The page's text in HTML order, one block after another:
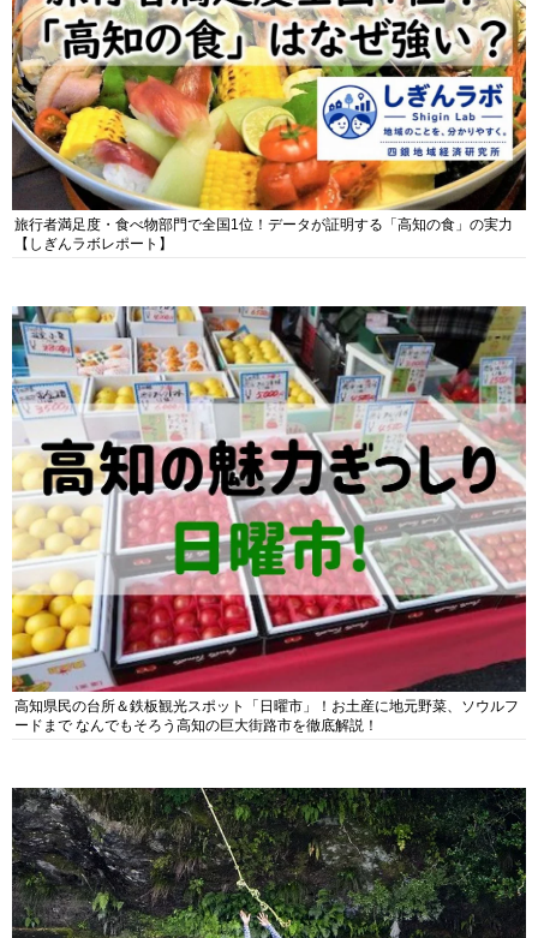
旅行者満足度・食べ物部門で全国1位！データが証明する「高知の食」の実力
【しぎんラボレポート】
高知県民の台所＆鉄板観光スポット「日曜市」！お土産に地元野菜、ソウルフ
ードまで なんでもそろう高知の巨大街路市を徹底解説！